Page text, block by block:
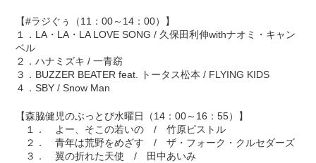
【#ラジぐぅ（11：00～14：00）】
１．LA・LA・LA LOVE SONG / 久保田利伸withナオミ・キャン
ベル
２．ハナミズキ / 一青窈
３．BUZZER BEATER feat. トータス松本 / FLYING KIDS
４．SBY / Snow Man
【森脇健児のぶっとび水曜日（14：00～16：55）】
１． よー、そこの若いの / 竹原ピストル
２． 青年は荒野をめざす / ザ・フォーク・クルセダーズ
３． 翼の折れた天使 / 田中あいみ